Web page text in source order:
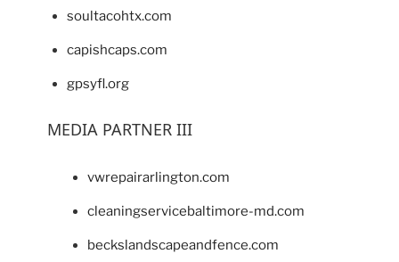
soultacohtx.com
capishcaps.com
gpsyfl.org
MEDIA PARTNER III
vwrepairarlington.com
cleaningservicebaltimore-md.com
beckslandscapeandfence.com